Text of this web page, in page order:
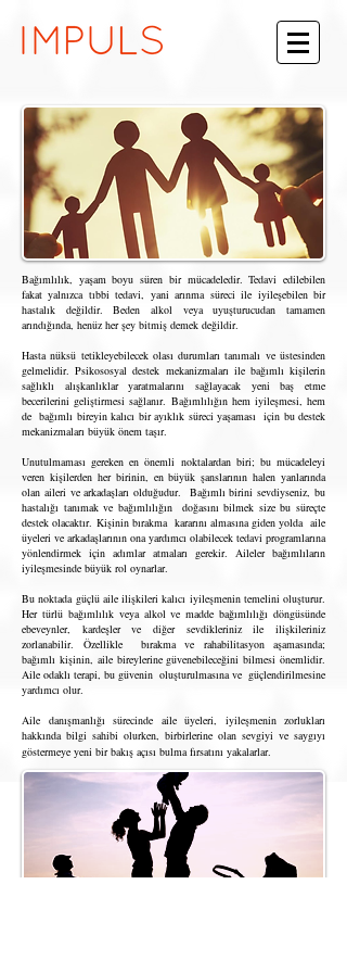
Bağımlılık, yaşam boyu süren bir mücadeledir. Tedavi edilebilen
fakat yalnızca tıbbi tedavi, yani arınma süreci ile iyileşebilen bir
hastalık değildir. Beden alkol veya uyuşturucudan tamamen
arındığında, henüz her şey bitmiş demek değildir.
Hasta nüksü tetikleyebilecek olası durumları tanımalı ve üstesinden
gelmelidir. Psikososyal destek mekanizmaları ile bağımlı kişilerin
sağlıklı alışkanlıklar yaratmalarını sağlayacak yeni baş etme
becerilerini geliştirmesi sağlanır. Bağımlılığın hem iyileşmesi, hem
de bağımlı bireyin kalıcı bir ayıklık süreci yaşaması için bu destek
mekanizmaları büyük önem taşır.
Unutulmaması gereken en önemli noktalardan biri; bu mücadeleyi
veren kişilerden her birinin, en büyük şanslarının halen yanlarında
olan aileri ve arkadaşları olduğudur. Bağımlı birini sevdiyseniz, bu
hastalığı tanımak ve bağımlılığın doğasını bilmek size bu süreçte
destek olacaktır. Kişinin bırakma kararını almasına giden yolda aile
üyeleri ve arkadaşlarının ona yardımcı olabilecek tedavi programlarına
yönlendirmek için adımlar atmaları gerekir. Aileler bağımlıların
iyileşmesinde büyük rol oynarlar.
Bu noktada güçlü aile ilişkileri kalıcı iyileşmenin temelini oluşturur.
Her türlü bağımlılık veya alkol ve madde bağımlılığı döngüsünde
ebeveynler, kardeşler ve diğer sevdikleriniz ile ilişkileriniz
zorlanabilir. Özellikle bırakma ve rahabilitasyon aşamasında;
bağımlı kişinin, aile bireylerine güvenebileceğini bilmesi önemlidir.
Aile odaklı terapi, bu güvenin oluşturulmasına ve güçlendirilmesine
yardımcı olur.
Aile danışmanlığı sürecinde aile üyeleri, iyileşmenin zorlukları
hakkında bilgi sahibi olurken, birbirlerine olan sevgiyi ve saygıyı
göstermeye yeni bir bakış açısı bulma fırsatını yakalarlar.